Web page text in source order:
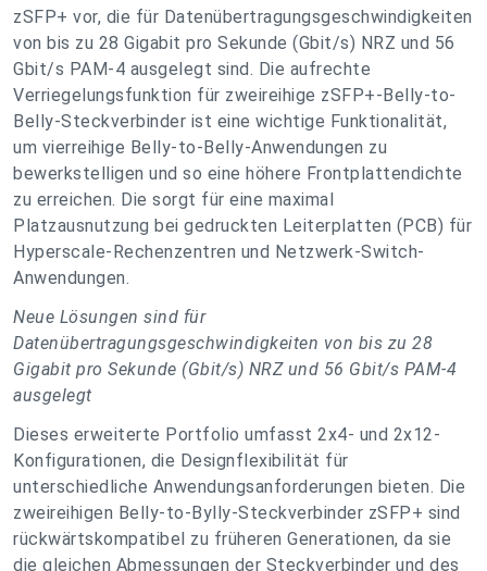
zSFP+ vor, die für Datenübertragungsgeschwindigkeiten
von bis zu 28 Gigabit pro Sekunde (Gbit/s) NRZ und 56
Gbit/s PAM-4 ausgelegt sind. Die aufrechte
Verriegelungsfunktion für zweireihige zSFP+-Belly-to-
Belly-Steckverbinder ist eine wichtige Funktionalität,
um vierreihige Belly-to-Belly-Anwendungen zu
bewerkstelligen und so eine höhere Frontplattendichte
zu erreichen. Die sorgt für eine maximal
Platzausnutzung bei gedruckten Leiterplatten (PCB) für
Hyperscale-Rechenzentren und Netzwerk-Switch-
Anwendungen.
Neue Lösungen sind für
Datenübertragungsgeschwindigkeiten von bis zu 28
Gigabit pro Sekunde (Gbit/s) NRZ und 56 Gbit/s PAM-4
ausgelegt
Dieses erweiterte Portfolio umfasst 2x4- und 2x12-
Konfigurationen, die Designflexibilität für
unterschiedliche Anwendungsanforderungen bieten. Die
zweireihigen Belly-to-Bylly-Steckverbinder zSFP+ sind
rückwärtskompatibel zu früheren Generationen, da sie
die gleichen Abmessungen der Steckverbinder und des